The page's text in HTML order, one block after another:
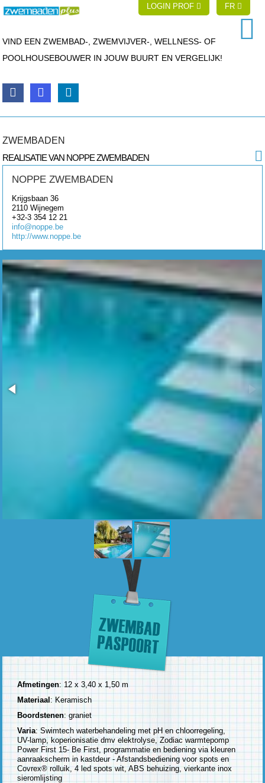
LOGIN PROF FR
VIND EEN ZWEMBAD-, ZWEMVIJVER-, WELLNESS- OF
POOLHOUSEBOUWER IN JOUW BUURT EN VERGELIJK!
ZWEMBADEN
REALISATIE VAN NOPPE ZWEMBADEN
NOPPE ZWEMBADEN
Krijgsbaan 36
2110 Wijnegem
+32-3 354 12 21
info@noppe.be
http://www.noppe.be
Afmetingen: 12 x 3,40 x 1,50 m
Materiaal : Keramisch
Boordstenen: graniet
Varia: Swimtech waterbehandeling met pH en chloorregeling,
UV-lamp, koperionisatie dmv elektrolyse, Zodiac warmtepomp
Power First 15- Be First, programmatie en bediening via kleuren
aanraakscherm in kastdeur - Afstandsbediening voor spots en
Covrex® rolluik, 4 led spots wit, ABS behuizing, vierkante inox
sieromlijsting